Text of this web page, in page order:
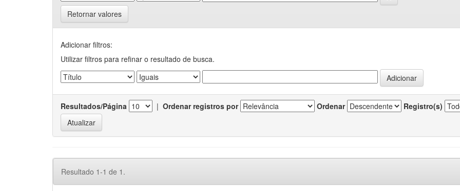
Retornar valores
Adicionar filtros:
Utilizar filtros para refinar o resultado de busca.
Resultados/Página | Ordenar registros por Ordenar Registro(s)
Resultado 1-1 de 1.